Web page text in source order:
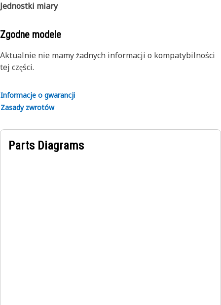
Jednostki miary
Zgodne modele
Aktualnie nie mamy żadnych informacji o kompatybilności
tej części.
Informacje o gwarancji
Zasady zwrotów
Parts Diagrams